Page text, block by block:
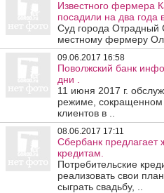
Известного фермера
посадили на два года
Суд города Отрадный
местному фермеру
09.06.2017 16:58
Поволжский банк
дни .
11 июня 2017 г.
режиме, сокращенном
клиентов в ..
08.06.2017 17:11
Сбербанк предлагает
кредитам.
Потребительские
реализовать свои
сыграть свадьбу, ..